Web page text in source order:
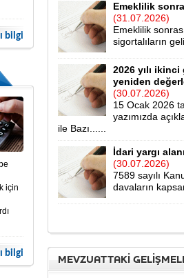
bilgi
için
bilgi
Emeklilik
(31.07.2026)
Emeklilik
sigortalıların
2026 yılı
yeniden
(30.07.2026)
15 Ocak 2026
yazımızda
ile Bazı......
İdari yargı
(30.07.2026)
7589 sayılı
davaların
MEVZUATTAKİ